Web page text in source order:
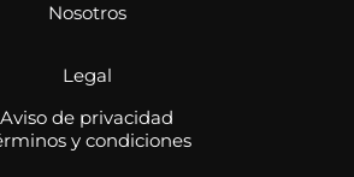
Nosotros
Legal
Aviso de privacidad
y condiciones